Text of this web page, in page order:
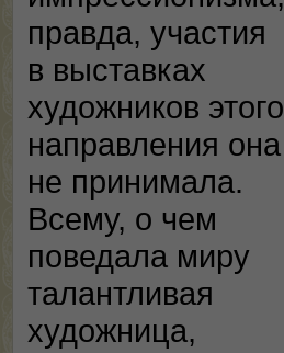
правда, участия
в выставках
художников этого
направления она
не принимала.
Всему, о чем
поведала миру
талантливая
художница,